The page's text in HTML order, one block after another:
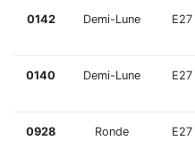
0142 Demi-Lune E27
0140 Demi-Lune E27
0928 Ronde E27